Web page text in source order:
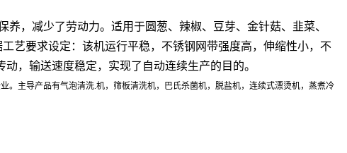
，减少了劳动力。适用于圆葱、辣椒、豆芽、金针菇、韭菜、
艺要求设定：该机运行平稳，不锈钢网带强度高，伸缩性小，不
，输送速度稳定，实现了自动连续生产的目的。
主导产品有气泡清洗.机，筛板清洗机，巴氏杀菌机，脱盐机，连续式漂烫机，蒸煮冷